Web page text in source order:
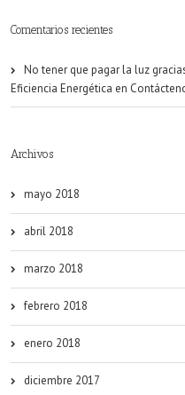
Comentarios recientes
No tener que pagar la luz
Eficiencia Energética en
Archivos
mayo 2018
abril 2018
marzo 2018
febrero 2018
enero 2018
diciembre 2017